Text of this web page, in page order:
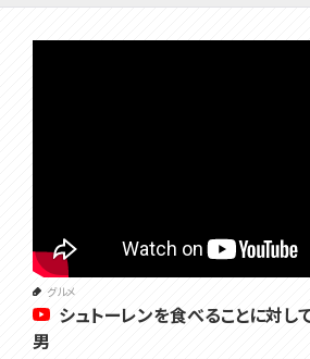
グルメ
シュトーレンを食べることに対
男